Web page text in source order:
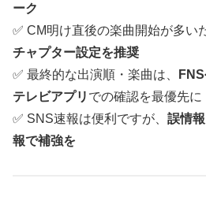
ーク
✅ CM明け直後の楽曲開始が多い
チャプター設定を推奨
✅ 最終的な出演順・楽曲は、
テレビアプリ での確認を最優先に
✅ SNS速報は便利ですが、 誤情
報で補強を